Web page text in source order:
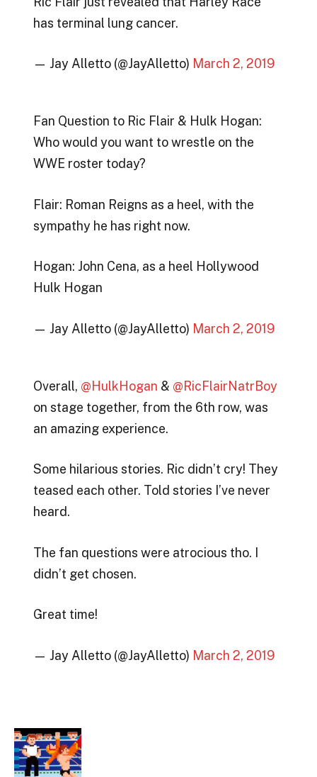
has terminal lung cancer.
— Jay Alletto (@JayAlletto) March 2, 2019
Fan Question to Ric Flair & Hulk Hogan:
Who would you want to wrestle on the
WWE roster today?
Flair: Roman Reigns as a heel, with the
sympathy he has right now.
Hogan: John Cena, as a heel Hollywood
Hulk Hogan
— Jay Alletto (@JayAlletto) March 2, 2019
Overall, @HulkHogan & @RicFlairNatrBoy
on stage together, from the 6th row, was
an amazing experience.
Some hilarious stories. Ric didn’t cry! They
teased each other. Told stories I’ve never
heard.
The fan questions were atrocious tho. I
didn’t get chosen.
Great time!
— Jay Alletto (@JayAlletto) March 2, 2019